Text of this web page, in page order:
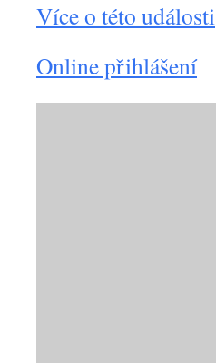
Více o této události
Online přihlášení